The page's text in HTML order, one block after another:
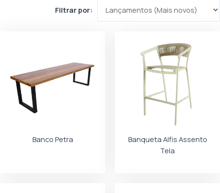
Filtrar por:
Banco Petra
Banqueta Alfis Assento
Tela